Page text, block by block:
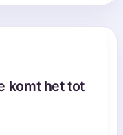
komt het tot